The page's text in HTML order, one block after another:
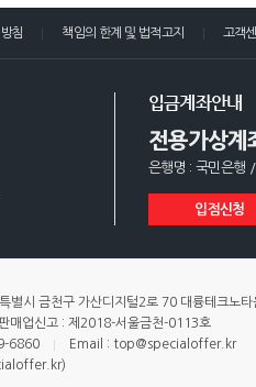
침 책임의 한계 및 법적고지 고객
입금계좌안내
전용가상계
은행명 : 국민은행
입점신청
별시 금천구 가산디지털2로 70 대륭테크노
매업신고 : 제2018-서울금천-0113호
6860
Email : top@specialoffer.kr